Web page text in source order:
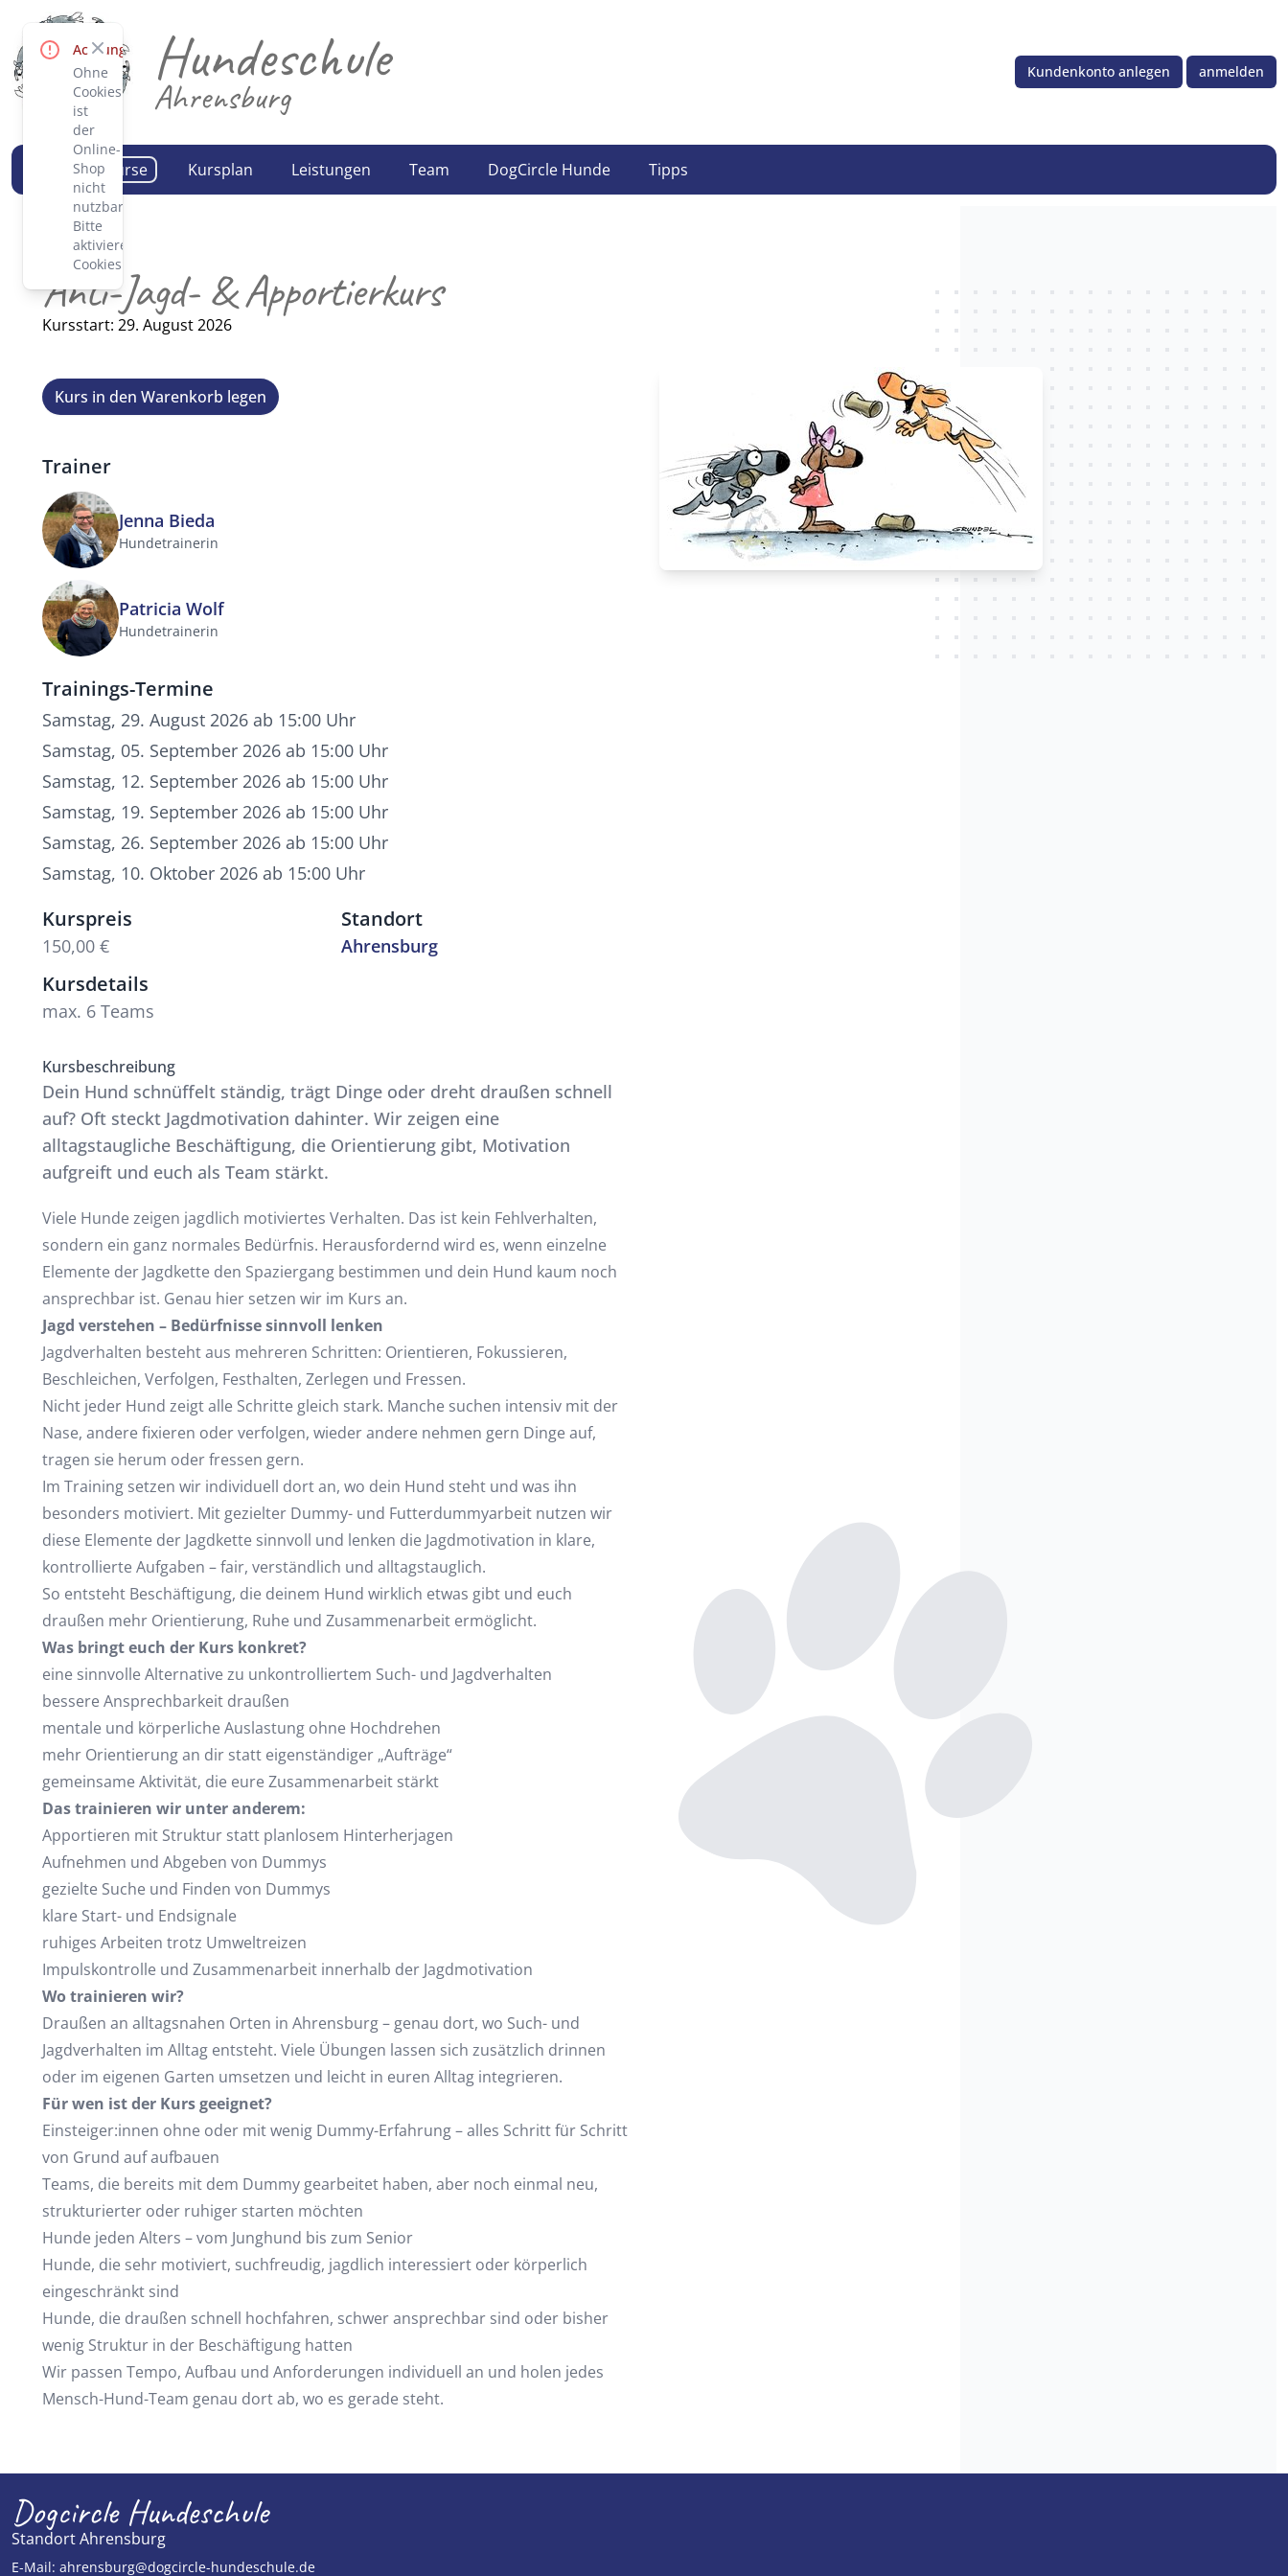
Achtung!
Ohne
Cookies
ist
der
Online-
Shop
nicht
nutzbar.
Bitte
aktiviere
Cookies.
Close Hundeschule
Ahrensburg
Kundenkonto anlegen anmelden
Trainingskurse Kursplan Leistungen Team DogCircle Hunde Tipps
Anti-Jagd- & Apportierkurs
Kursstart: 29. August 2026
Kurs in den Warenkorb legen
Trainer
Jenna Bieda
Hundetrainerin
Patricia Wolf
Hundetrainerin
Trainings-Termine
Samstag, 29. August 2026 ab 15:00 Uhr
Samstag, 05. September 2026 ab 15:00 Uhr
Samstag, 12. September 2026 ab 15:00 Uhr
Samstag, 19. September 2026 ab 15:00 Uhr
Samstag, 26. September 2026 ab 15:00 Uhr
Samstag, 10. Oktober 2026 ab 15:00 Uhr
Kurspreis
150,00 €
Standort
Ahrensburg
Kursdetails
max. 6 Teams
Kursbeschreibung
Dein Hund schnüffelt ständig, trägt Dinge oder dreht draußen schnell
auf? Oft steckt Jagdmotivation dahinter. Wir zeigen eine
alltagstaugliche Beschäftigung, die Orientierung gibt, Motivation
aufgreift und euch als Team stärkt.
Viele Hunde zeigen jagdlich motiviertes Verhalten. Das ist kein Fehlverhalten,
sondern ein ganz normales Bedürfnis. Herausfordernd wird es, wenn einzelne
Elemente der Jagdkette den Spaziergang bestimmen und dein Hund kaum noch
ansprechbar ist. Genau hier setzen wir im Kurs an.
Jagd verstehen – Bedürfnisse sinnvoll lenken
Jagdverhalten besteht aus mehreren Schritten: Orientieren, Fokussieren,
Beschleichen, Verfolgen, Festhalten, Zerlegen und Fressen.
Nicht jeder Hund zeigt alle Schritte gleich stark. Manche suchen intensiv mit der
Nase, andere fixieren oder verfolgen, wieder andere nehmen gern Dinge auf,
tragen sie herum oder fressen gern.
Im Training setzen wir individuell dort an, wo dein Hund steht und was ihn
besonders motiviert. Mit gezielter Dummy- und Futterdummyarbeit nutzen wir
diese Elemente der Jagdkette sinnvoll und lenken die Jagdmotivation in klare,
kontrollierte Aufgaben – fair, verständlich und alltagstauglich.
So entsteht Beschäftigung, die deinem Hund wirklich etwas gibt und euch
draußen mehr Orientierung, Ruhe und Zusammenarbeit ermöglicht.
Was bringt euch der Kurs konkret?
eine sinnvolle Alternative zu unkontrolliertem Such- und Jagdverhalten
bessere Ansprechbarkeit draußen
mentale und körperliche Auslastung ohne Hochdrehen
mehr Orientierung an dir statt eigenständiger „Aufträge“
gemeinsame Aktivität, die eure Zusammenarbeit stärkt
Das trainieren wir unter anderem:
Apportieren mit Struktur statt planlosem Hinterherjagen
Aufnehmen und Abgeben von Dummys
gezielte Suche und Finden von Dummys
klare Start- und Endsignale
ruhiges Arbeiten trotz Umweltreizen
Impulskontrolle und Zusammenarbeit innerhalb der Jagdmotivation
Wo trainieren wir?
Draußen an alltagsnahen Orten in Ahrensburg – genau dort, wo Such- und
Jagdverhalten im Alltag entsteht. Viele Übungen lassen sich zusätzlich drinnen
oder im eigenen Garten umsetzen und leicht in euren Alltag integrieren.
Für wen ist der Kurs geeignet?
Einsteiger:innen ohne oder mit wenig Dummy-Erfahrung – alles Schritt für Schritt
von Grund auf aufbauen
Teams, die bereits mit dem Dummy gearbeitet haben, aber noch einmal neu,
strukturierter oder ruhiger starten möchten
Hunde jeden Alters – vom Junghund bis zum Senior
Hunde, die sehr motiviert, suchfreudig, jagdlich interessiert oder körperlich
eingeschränkt sind
Hunde, die draußen schnell hochfahren, schwer ansprechbar sind oder bisher
wenig Struktur in der Beschäftigung hatten
Wir passen Tempo, Aufbau und Anforderungen individuell an und holen jedes
Mensch-Hund-Team genau dort ab, wo es gerade steht.
Dogcircle Hundeschule
Standort Ahrensburg
E-Mail: ahrensburg@dogcircle-hundeschule.de